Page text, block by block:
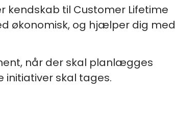
kendskab til Customer Lifetime
økonomisk, og hjælper dig med
når der skal planlægges
initiativer skal tages.